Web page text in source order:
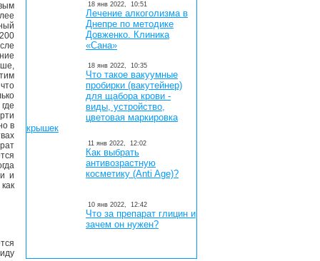
в
и
18 янв 2022, 10:51
Лечение алкоголизма в
Днепре по методике
Довженко. Клиника
«Сана»
18 янв 2022, 10:35
Что такое вакуумные
пробирки (вакутейнер)
для щабора крови -
виды, устройство,
цветовая маркировка
крышек
11 янв 2022, 12:02
Как выбрать
антивозрастную
косметику (Anti Age)?
10 янв 2022, 12:42
Что за препарат глицин и
зачем он нужен?